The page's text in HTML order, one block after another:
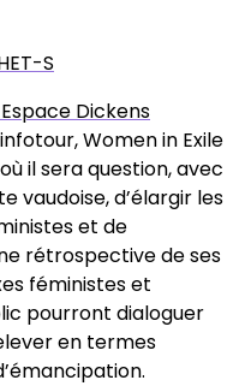
S
Espace Dickens
Women in Exile
il sera question, avec
vaudoise, d’élargir les
et de
rétrospective de ses
féministes et
pourront dialoguer
en termes